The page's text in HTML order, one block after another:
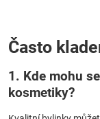
Často
1. Kde mohu
kosmetiky?